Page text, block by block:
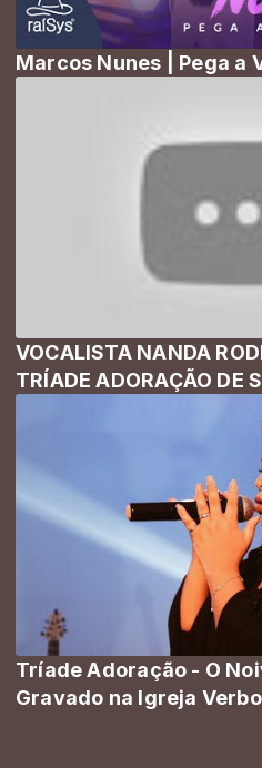
Marcos Nunes | Pega a
VOCALISTA NANDA
TRÍADE ADORAÇÃO DE
Tríade Adoração - O
Gravado na Igreja